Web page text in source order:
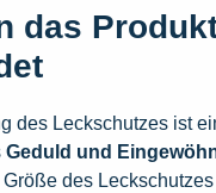
das
des Leckschutzes ist
Geduld und
des